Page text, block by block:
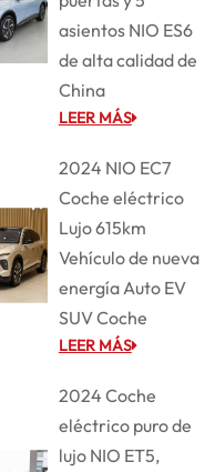
asientos NIO ES6
de alta calidad de
China
LEER MÁS
2024 NIO EC7
Coche eléctrico
Lujo 615km
Vehículo de nueva
energía Auto EV
SUV Coche
LEER MÁS
2024 Coche
eléctrico puro de
lujo NIO ET5,